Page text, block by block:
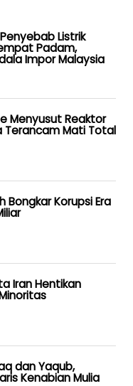
Listrik
Padam,
Impor Malaysia
Menyusut Reaktor
Terancam Mati Total
Bongkar Korupsi Era
Iran Hentikan
dan Yaqub,
Kenabian Mulia